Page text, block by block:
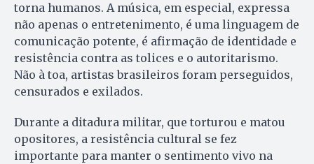
torna humanos. A música, em especial, expressa
não apenas o entretenimento, é uma linguagem de
comunicação potente, é afirmação de identidade e
resistência contra as tolices e o autoritarismo.
Não à toa, artistas brasileiros foram perseguidos,
censurados e exilados.
Durante a ditadura militar, que torturou e matou
opositores, a resistência cultural se fez
importante para manter o sentimento vivo na